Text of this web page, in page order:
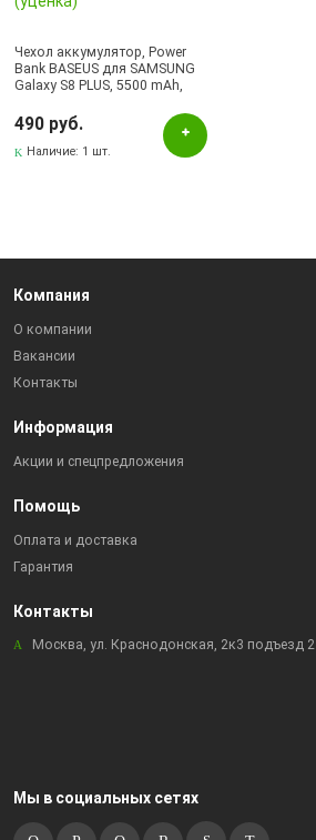
Pаспределительный центр
Чехол аккумулятор, Power
Bank BASEUS для SAMSUNG
Galaxy S8 PLUS, 5500 mAh,
490 руб.
Наличие: 1 шт.
Компания
О компании
Вакансии
Контакты
Информация
Акции и спецпредложения
Помощь
Оплата и доставка
Гарантия
Контакты
Москва, ул. Краснодонская, 2к3 подъезд 2
Мы в социальных сетях